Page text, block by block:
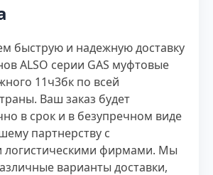
быструю и надежную доставку
ALSO серии GAS муфтовые
11ч3бк по всей
Ваш заказ будет
в срок и в безупречном виде
партнерству с
логистическими фирмами. Мы
варианты доставки,